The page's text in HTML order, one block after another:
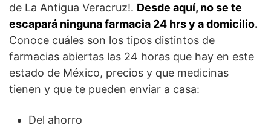
de La Antigua Veracruz!. Desde aquí, no se te
escapará ninguna farmacia 24 hrs y a domicilio.
Conoce cuáles son los tipos distintos de
farmacias abiertas las 24 horas que hay en este
estado de México, precios y que medicinas
tienen y que te pueden enviar a casa:
Del ahorro